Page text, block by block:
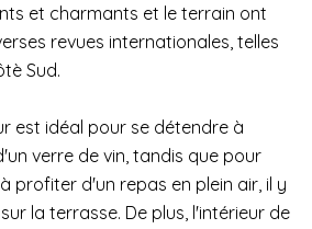
et charmants et le terrain ont
revues internationales, telles
Sud.
est idéal pour se détendre à
verre de vin, tandis que pour
profiter d'un repas en plein air, il y
la terrasse. De plus, l'intérieur de